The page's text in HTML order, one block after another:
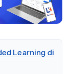
Learning di